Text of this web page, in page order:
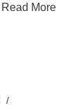
Read More